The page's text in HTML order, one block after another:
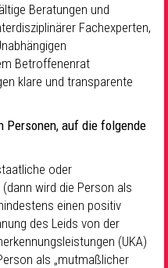
Beratungen und
Fachexperten,
Betroffenenrat
klare und transparente
Personen, auf die folgende
oder
wird die Person als
einen positiv
des Leids von der
(UKA)
als „mutmaßlicher